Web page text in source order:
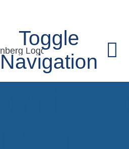
Toggle
Navigation